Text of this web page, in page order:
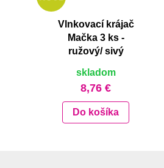
Vlnkovací krájač
Mačka 3 ks -
ružový/ sivý
skladom
8,76 €
Do košíka